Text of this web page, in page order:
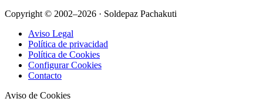
Copyright © 2002–2026 · Soldepaz Pachakuti
Aviso Legal
Política de privacidad
Política de Cookies
Configurar Cookies
Contacto
Aviso de Cookies